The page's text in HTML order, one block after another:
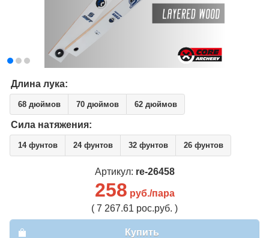
Длина лука:
68 дюймов 70 дюймов 62 дюймов
Сила натяжения:
14 фунтов 24 фунтов 32 фунтов 26 фунтов
Артикул: re-26458
258 руб./пара
( 7 267.61 рос.руб. )
Купить